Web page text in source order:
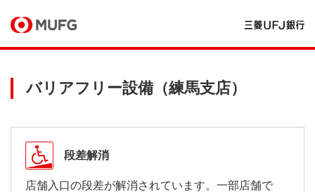
バリアフリー設備（練馬支店）
段差解消
店舗入口の段差が解消されています。一部店舗で